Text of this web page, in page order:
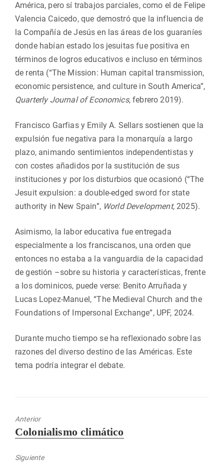
América, pero sí trabajos parciales, como el de Felipe
Valencia Caicedo, que demostró que la influencia de
la Compañía de Jesús en las áreas de los guaraníes
donde habían estado los jesuitas fue positiva en
términos de logros educativos e incluso en términos
de renta (“The Mission: Human capital transmission,
economic persistence, and culture in South America”,
Quarterly Journal of Economics, febrero 2019).
Francisco Garfias y Emily A. Sellars sostienen que la
expulsión fue negativa para la monarquía a largo
plazo, animando sentimientos independentistas y
con costes añadidos por la sustitución de sus
instituciones y por los disturbios que ocasionó (“The
Jesuit expulsion: a double-edged sword for state
authority in New Spain”, World Development, 2025).
Asimismo, la labor educativa fue entregada
especialmente a los franciscanos, una orden que
entonces no estaba a la vanguardia de la capacidad
de gestión –sobre su historia y características, frente
a los dominicos, puede verse: Benito Arruñada y
Lucas Lopez-Manuel, “The Medieval Church and the
Foundations of Impersonal Exchange”, UPF, 2024.
Durante mucho tiempo se ha reflexionado sobre las
razones del diverso destino de las Américas. Este
tema podría integrar el debate.
Anterior
Entrada
Colonialismo climático
Siguiente